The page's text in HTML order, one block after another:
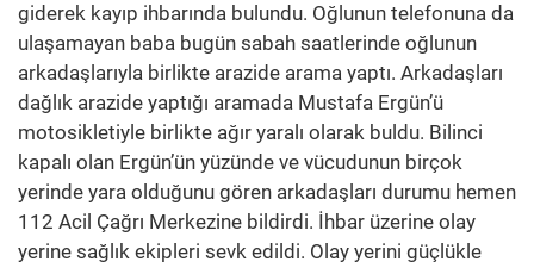
giderek kayıp ihbarında bulundu. Oğlunun telefonuna da
ulaşamayan baba bugün sabah saatlerinde oğlunun
arkadaşlarıyla birlikte arazide arama yaptı. Arkadaşları
dağlık arazide yaptığı aramada Mustafa Ergün’ü
motosikletiyle birlikte ağır yaralı olarak buldu. Bilinci
kapalı olan Ergün’ün yüzünde ve vücudunun birçok
yerinde yara olduğunu gören arkadaşları durumu hemen
112 Acil Çağrı Merkezine bildirdi. İhbar üzerine olay
yerine sağlık ekipleri sevk edildi. Olay yerini güçlükle